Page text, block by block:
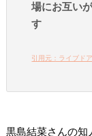
場にお互い
す
引用元：ライブド
黒島結菜さんの知